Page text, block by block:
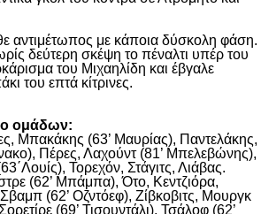
αντιμέτωπος με κάποια δύσκολη φάση.
δεύτερη σκέψη το πέναλτι υπέρ του
του Μιχαηλίδη και έβγαλε
του επτά κίτρινες.
ομάδων:
Μπακάκης (63’ Μαυρίας), Παντελάκης,
Πέρες, Λαχούντ (81’ Μπελεβώνης),
Τορεχόν, Στάγιτς, Λιάβας.
(62’ Μπάμπα), Ότο, Κεντζιόρα,
(62’ Οζντόεφ), Ζίβκοβιτς, Μουργκ
(69’ Τισουντάλι), Τσάλοφ (62’